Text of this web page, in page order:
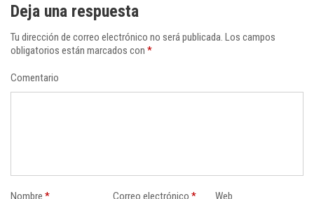
Deja una respuesta
Tu dirección de correo electrónico no será publicada. Los campos
obligatorios están marcados con *
Comentario
Nombre * Correo electrónico * Web